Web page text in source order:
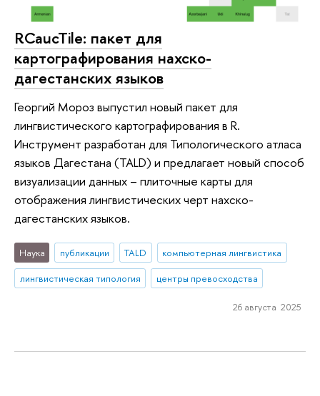
RCaucTile: пакет для
картографирования нахско-
дагестанских языков
Георгий Мороз выпустил новый пакет для
лингвистического картографирования в R.
Инструмент разработан для Типологического атласа
языков Дагестана (TALD) и предлагает новый способ
визуализации данных – плиточные карты для
отображения лингвистических черт нахско-
дагестанских языков.
Наука публикации TALD
компьютерная лингвистика
лингвистическая типология
центры превосходства
26 августа 2025